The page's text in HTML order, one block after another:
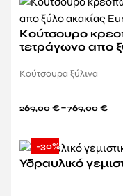
Κούτσουρο
τετράγωνο απο
Κούτσουρα ξύλινα
269,00 €–769,00 €
-30%
Υδραυλικό